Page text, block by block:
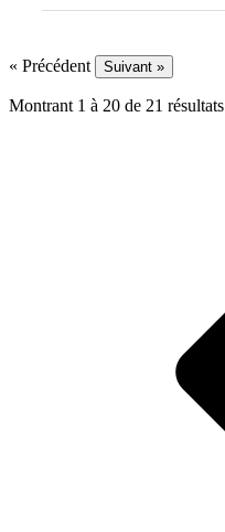
« Précédent Suivant »
Montrant 1 à 20 de 21 résultats